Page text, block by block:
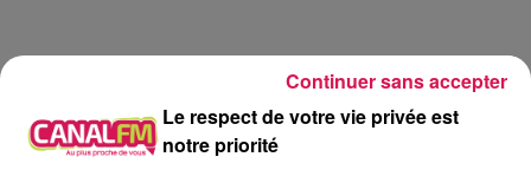
Le respect de votre vie privée est
notre priorité
Continuer sans accepter